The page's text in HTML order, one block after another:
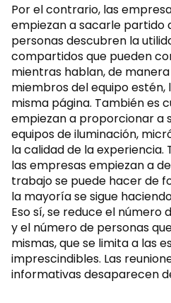
Por el contrario, las
empiezan a sacarle partido
personas descubren la
compartidos que pueden
mientras hablan, de
miembros del equipo
misma página. También es
empiezan a proporcionar a
equipos de iluminación,
la calidad de la experiencia.
las empresas empiezan a
trabajo se puede hacer de
la mayoría se sigue
Eso sí, se reduce el número
y el número de personas
mismas, que se limita a las
imprescindibles. Las
informativas desaparecen